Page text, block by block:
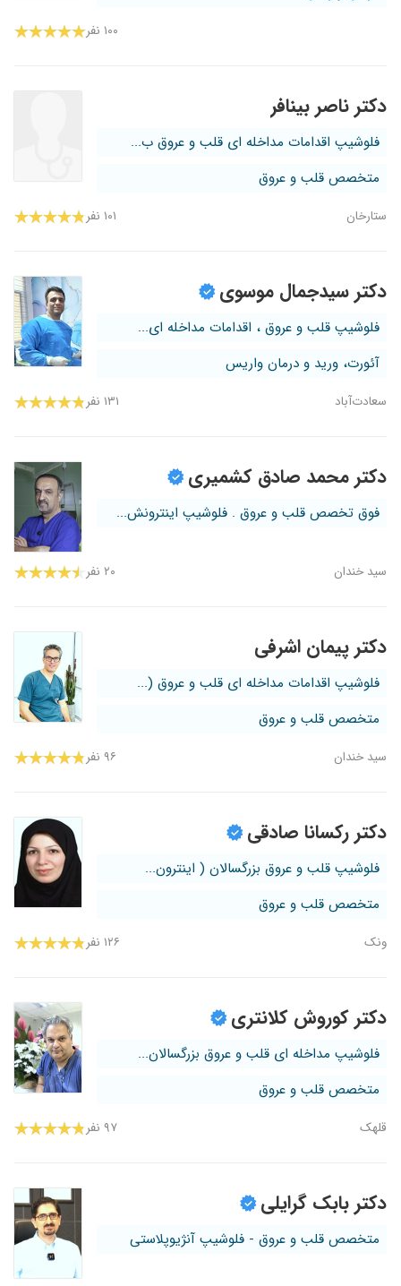
۱۰۰ نفر
دکتر ناصر بینافر
فلوشیپ اقدامات مداخله ای قلب و عروق ب...
متخصص قلب و عروق
ستارخان ۱۰۱ نفر
دکتر سیدجمال موسوی
فلوشیپ قلب و عروق ، اقدامات مداخله ای...
آئورت، ورید و درمان واریس
سعادت‌آباد ۱۳۱ نفر
دکتر محمد صادق کشمیری
فوق تخصص قلب و عروق . فلوشیپ اینترونش...
سید خندان ۲۰ نفر
دکتر پیمان اشرفی
فلوشیپ اقدامات مداخله ای قلب و عروق (...
متخصص قلب و عروق
سید خندان ۹۶ نفر
دکتر رکسانا صادقی
فلوشیپ قلب و عروق بزرگسالان ( اینترون...
متخصص قلب و عروق
ونک ۱۲۶ نفر
دکتر کوروش کلانتری
فلوشیپ مداخله ای قلب و عروق بزرگسالان...
متخصص قلب و عروق
قلهک ۹۷ نفر
دکتر بابک گرایلی
متخصص قلب و عروق - فلوشیپ آنژیوپلاستی